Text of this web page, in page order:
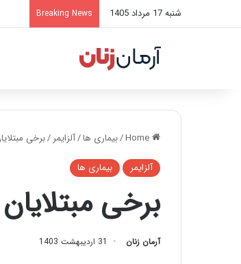
شنبه 17 مرداد 1405 Breaking News
/بیماری ها/آلزایمر /برخی
آلزایمر بیماری ها
برخی
آرمان زنان 31 اردیبهشت 1403